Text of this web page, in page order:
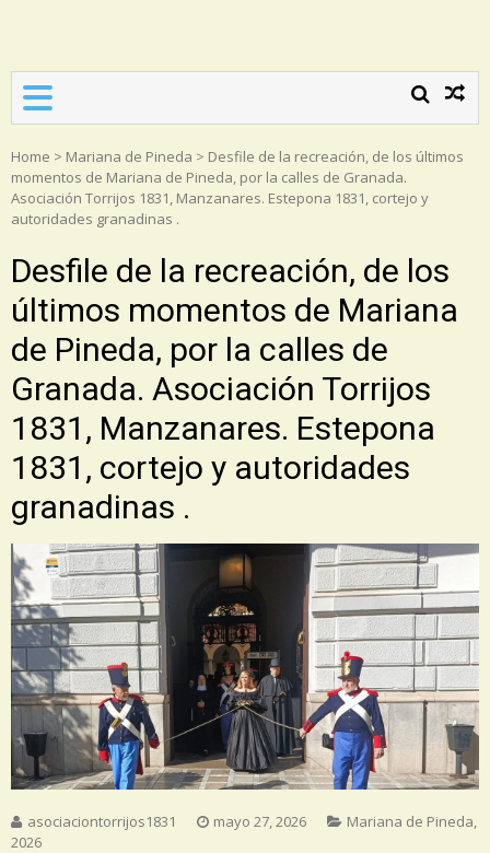
Home > Mariana de Pineda > Desfile de la recreación, de los últimos
momentos de Mariana de Pineda, por la calles de Granada.
Asociación Torrijos 1831, Manzanares. Estepona 1831, cortejo y
autoridades granadinas .
Desfile de la recreación, de los
últimos momentos de Mariana
de Pineda, por la calles de
Granada. Asociación Torrijos
1831, Manzanares. Estepona
1831, cortejo y autoridades
granadinas .
asociaciontorrijos1831 mayo 27, 2026 Mariana de Pineda,
2026